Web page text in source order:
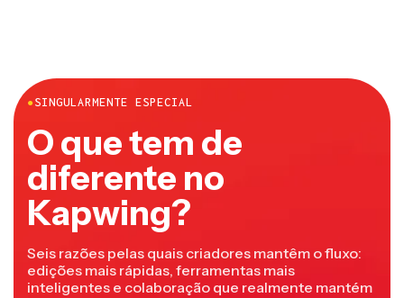
●SINGULARMENTE ESPECIAL
O que tem de
diferente no
Kapwing?
Seis razões pelas quais criadores mantêm o fluxo:
edições mais rápidas, ferramentas mais
inteligentes e colaboração que realmente mantém
os projetos em movimento.